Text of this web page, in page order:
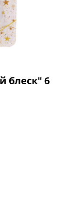
блеск" 6